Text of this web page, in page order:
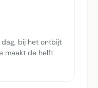
dag, bij het ontbijt
maakt de helft